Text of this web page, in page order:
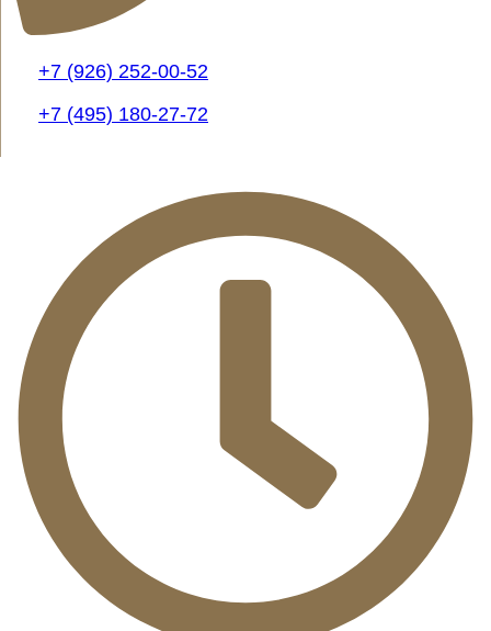
+7 (926) 252-00-52
+7 (495) 180-27-72